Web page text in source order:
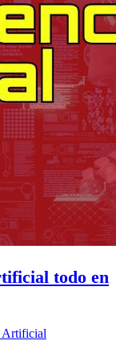
todo en
Artificial